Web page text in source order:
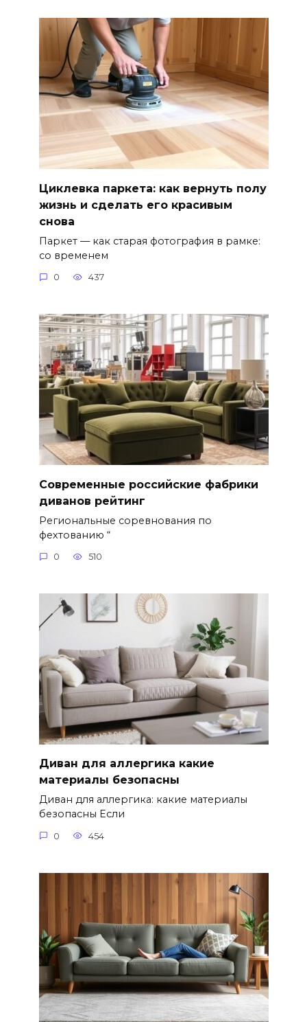
Циклевка паркета: как вернуть полу
жизнь и сделать его красивым
снова
Паркет — как старая фотография в рамке:
со временем
0 437
Современные российские фабрики
диванов рейтинг
Региональные соревнования по
фехтованию “
0 510
Диван для аллергика какие
материалы безопасны
Диван для аллергика: какие материалы
безопасны Если
0 454